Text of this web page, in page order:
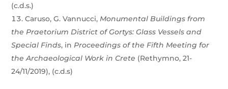
(c.d.s.)
Caruso, G. Vannucci,Monumental Buildings from
the Praetorium District of Gortys: Glass Vessels and
Special Finds, inProceedings of the Fifth Meeting for
the Archaeological Work in Crete (Rethymno, 21-
24/11/2019), (c.d.s)